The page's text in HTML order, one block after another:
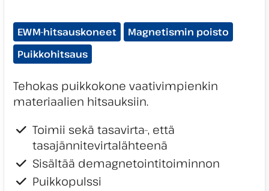
Tuotekategoriat:
EWM-hitsauskoneet
Magnetismin poisto
Puikkohitsaus
Tehokas puikkokone vaativimpienkin
materiaalien hitsauksiin.
Toimii sekä tasavirta-, että
tasajännitevirtalähteenä
Sisältää demagnetointitoiminnon
Puikkopulssi